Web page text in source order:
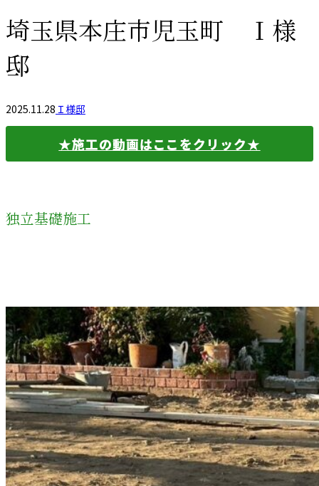
埼玉県本庄市児玉町 Ｉ様
邸
2025.11.28 Ｉ様邸
★施工の動画はここをクリック★
独立基礎施工